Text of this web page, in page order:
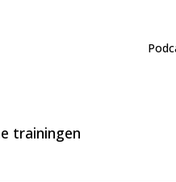
trainingen